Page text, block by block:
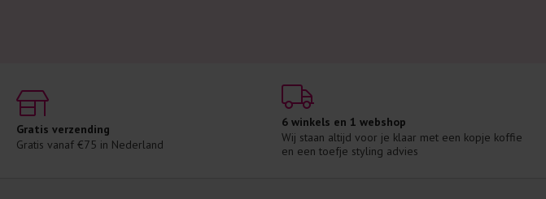
Gratis verzending
Gratis vanaf €75 in Nederland
6 winkels en 1 webshop
Wij staan altijd voor je klaar met een kopje koffie
en een toefje styling advies